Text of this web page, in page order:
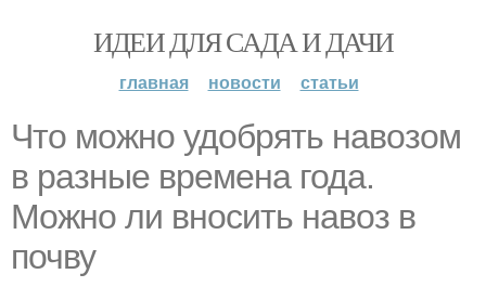
ИДЕИ ДЛЯ САДА И ДАЧИ
главная новости статьи
Что можно удобрять навозом
в разные времена года.
Можно ли вносить навоз в
почву